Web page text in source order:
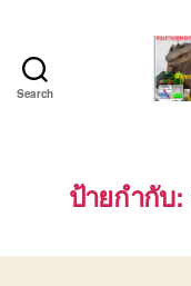
Search
ป้ายกำกับ: